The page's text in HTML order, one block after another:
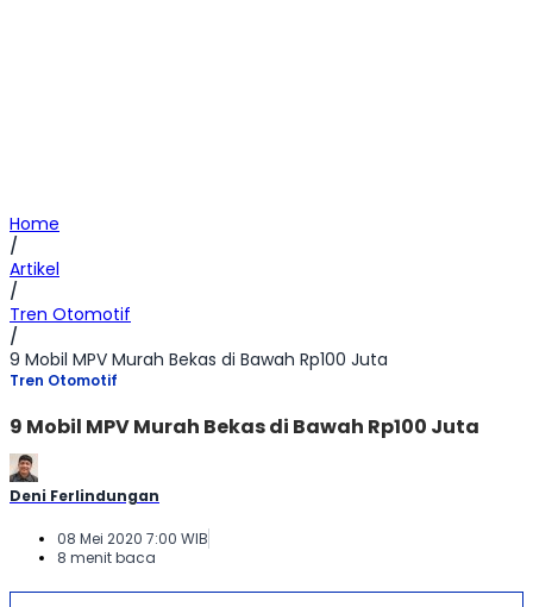
Home
/
Artikel
/
Tren Otomotif
/
9 Mobil MPV Murah Bekas di Bawah Rp100 Juta
Tren Otomotif
9 Mobil MPV Murah Bekas di Bawah Rp100 Juta
Deni Ferlindungan
08 Mei 2020 7:00 WIB
8 menit baca